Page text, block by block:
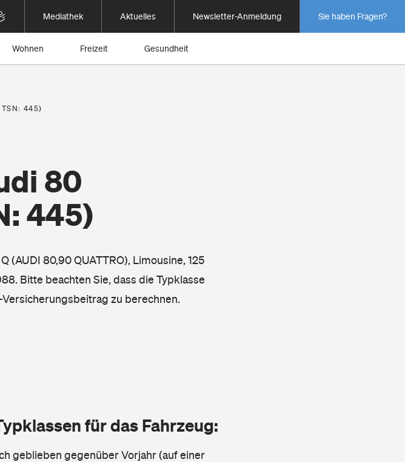
Mediathek Aktuelles Newsletter-Anmeldung Sie haben Fragen?
Wohnen Freizeit Gesundheit
445)
80
445)
(AUDI 80,90 QUATTRO), Limousine, 125
Bitte beachten Sie, dass die Typklasse
zu berechnen.
für das Fahrzeug:
geblieben gegenüber Vorjahr (auf einer